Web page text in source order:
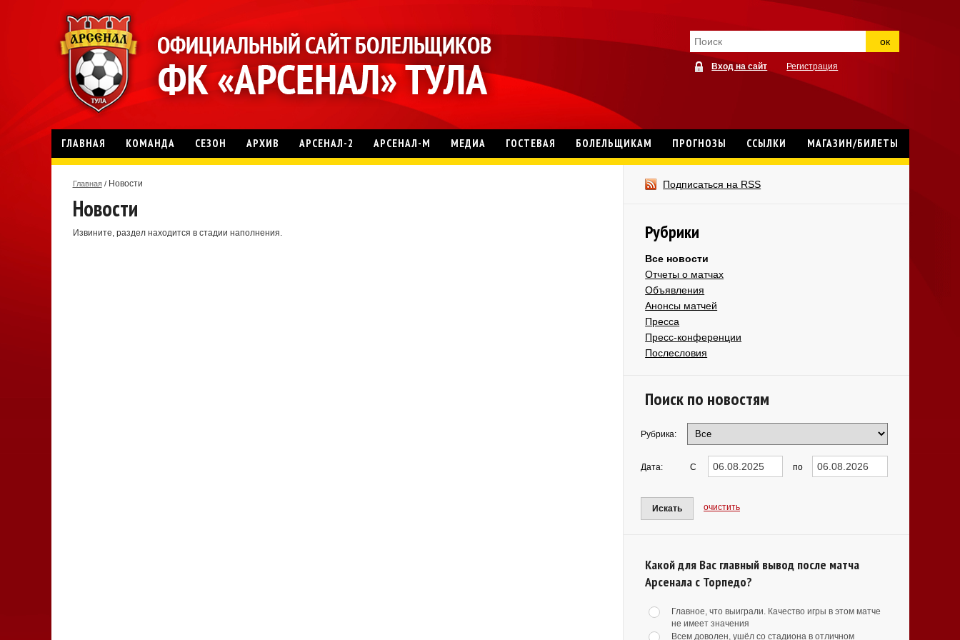
ок
Вход на сайт Регистрация
ГЛАВНАЯ КОМАНДА СЕЗОН АРХИВ АРСЕНАЛ-2 АРСЕНАЛ-М МЕДИА ГОСТЕВАЯ БОЛЕЛЬЩИКАМ ПРОГНОЗЫ ССЫЛКИ МАГАЗИН/БИЛЕТЫ
Главная /Новости
Новости
Извините, раздел находится в стадии наполнения.
Подписаться на RSS
Рубрики
Все новости
Отчеты о матчах
Объявления
Анонсы матчей
Пресса
Пресс-конференции
Послесловия
Поиск по новостям
Рубрика:
Дата: С по
Искать очистить
Какой для Вас главный вывод после матча
Арсенала с Торпедо?
Главное, что выиграли. Качество игры в этом матче
не имеет значения
Всем доволен, ушёл со стадиона в отличном